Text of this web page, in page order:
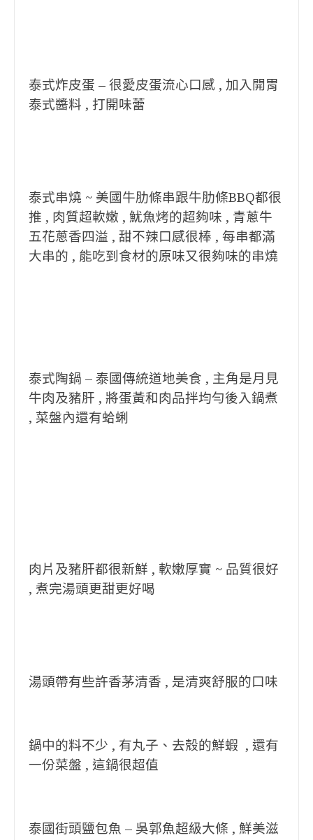
泰式炸皮蛋 – 很愛皮蛋流心口感 , 加入開胃
泰式醬料 , 打開味蕾
泰式串燒 ~ 美國牛肋條串跟牛肋條BBQ都很
推 , 肉質超軟嫩 , 魷魚烤的超夠味 , 青蔥牛
五花蔥香四溢 , 甜不辣口感很棒 , 每串都滿
大串的 , 能吃到食材的原味又很夠味的串燒
泰式陶鍋 – 泰國傳統道地美食 , 主角是月見
牛肉及豬肝 , 將蛋黃和肉品拌均勻後入鍋煮
, 菜盤內還有蛤蜊
肉片及豬肝都很新鮮 , 軟嫩厚實 ~ 品質很好
, 煮完湯頭更甜更好喝
湯頭帶有些許香茅清香 , 是清爽舒服的口味
鍋中的料不少 , 有丸子、去殼的鮮蝦 , 還有
一份菜盤 , 這鍋很超值
泰國街頭鹽包魚 – 吳郭魚超級大條 , 鮮美滋